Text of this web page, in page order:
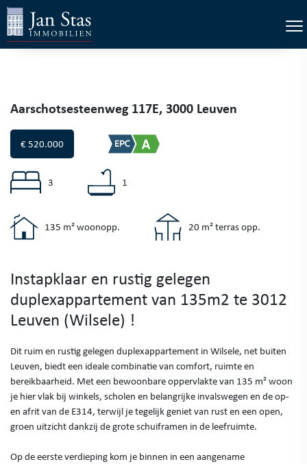
×
Aarschotsesteenweg 117E, 3000 Leuven
€ 520.000
3 1
135 m² woonopp. 20 m² terras opp.
Instapklaar en rustig gelegen
duplexappartement van 135m2 te 3012
Leuven (Wilsele) !
Dit ruim en rustig gelegen duplexappartement in Wilsele, net buiten
Leuven, biedt een ideale combinatie van comfort, ruimte en
bereikbaarheid. Met een bewoonbare oppervlakte van 135 m² woon
je hier vlak bij winkels, scholen en belangrijke invalswegen en de op-
en afrit van de E314, terwijl je tegelijk geniet van rust en een open,
groen uitzicht dankzij de grote schuiframen in de leefruimte.
Op de eerste verdieping kom je binnen in een aangename